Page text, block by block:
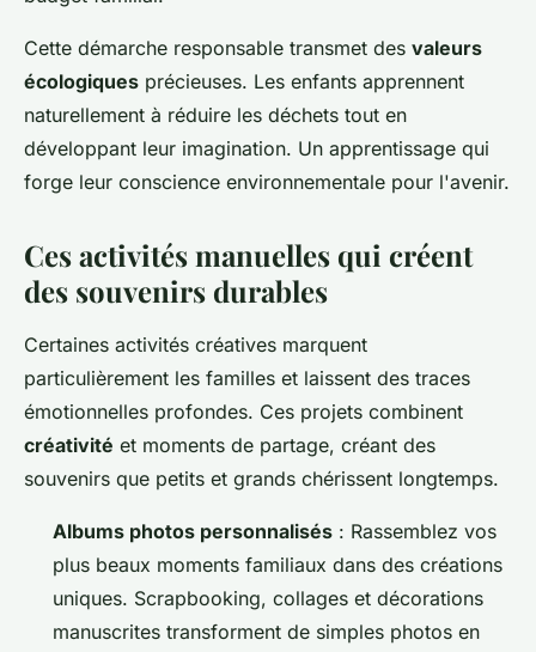
Cette démarche responsable transmet des valeurs
écologiques précieuses. Les enfants apprennent
naturellement à réduire les déchets tout en
développant leur imagination. Un apprentissage qui
forge leur conscience environnementale pour l'avenir.
Ces activités manuelles qui créent
des souvenirs durables
Certaines activités créatives marquent
particulièrement les familles et laissent des traces
émotionnelles profondes. Ces projets combinent
créativité et moments de partage, créant des
souvenirs que petits et grands chérissent longtemps.
Albums photos personnalisés : Rassemblez vos
plus beaux moments familiaux dans des créations
uniques. Scrapbooking, collages et décorations
manuscrites transforment de simples photos en